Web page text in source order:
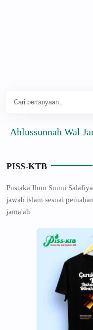
Wal Jama'ah
PISS-KTB
Pustaka Ilmu Sunni
jawab islam sesuai
jama'ah